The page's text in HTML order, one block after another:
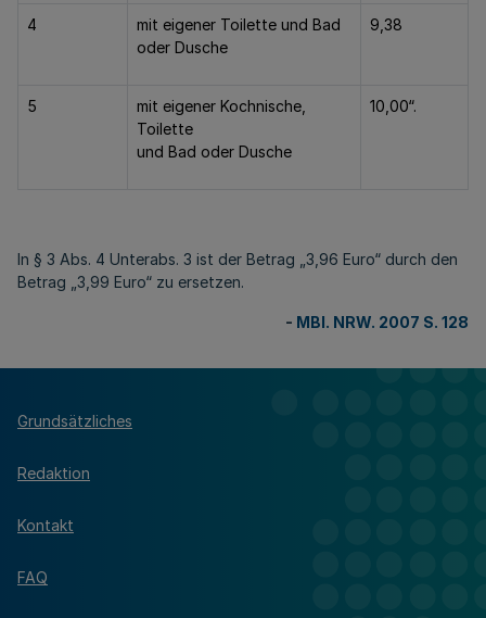
4
mit eigener Toilette und Bad
oder Dusche
9,38
5
mit eigener Kochnische,
Toilette
und Bad oder Dusche
10,00“.
In § 3 Abs. 4 Unterabs. 3 ist der Betrag „3,96 Euro“ durch den
Betrag „3,99 Euro“ zu ersetzen.
- MBl. NRW. 2007 S. 128
Grundsätzliches
Redaktion
Kontakt
FAQ